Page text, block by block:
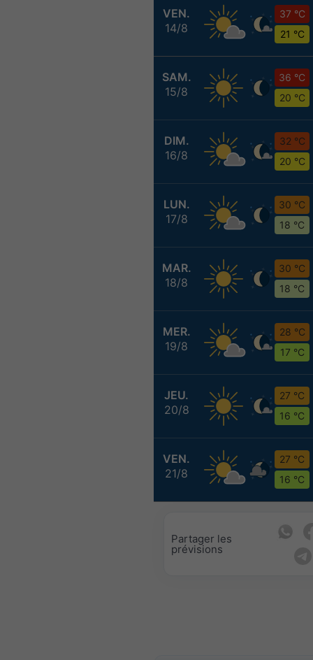
VEN.
14/8
37 °C
21 °C
SAM.
15/8
36 °C
20 °C
DIM.
16/8
32 °C
20 °C
LUN.
17/8
30 °C
18 °C
MAR.
18/8
30 °C
18 °C
MER.
19/8
28 °C
17 °C
JEU.
20/8
27 °C
16 °C
VEN.
21/8
27 °C
16 °C
Partager les
prévisions